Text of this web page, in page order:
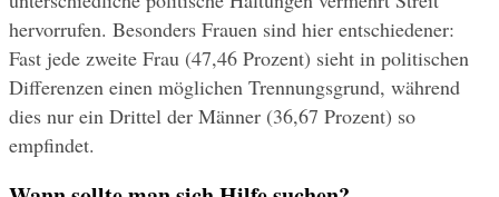
hervorrufen. Besonders Frauen sind hier entschiedener:
Fast jede zweite Frau (47,46 Prozent) sieht in politischen
Differenzen einen möglichen Trennungsgrund, während
dies nur ein Drittel der Männer (36,67 Prozent) so
empfindet.